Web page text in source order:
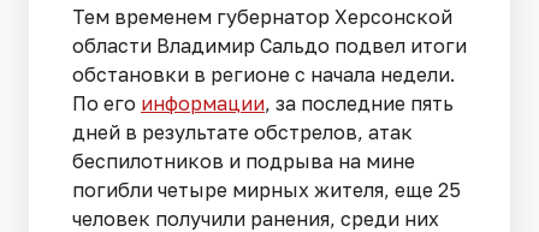
Тем временем губернатор Херсонской
области Владимир Сальдо подвел итоги
обстановки в регионе с начала недели.
По его информации, за последние пять
дней в результате обстрелов, атак
беспилотников и подрыва на мине
погибли четыре мирных жителя, еще 25
человек получили ранения, среди них